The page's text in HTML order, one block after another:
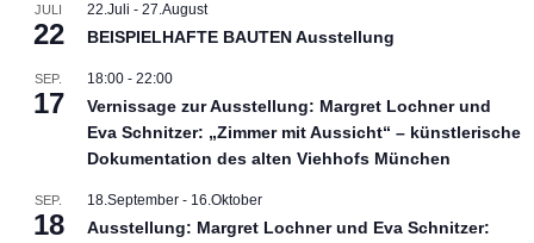
JULI
22
22.Juli - 27.August
BEISPIELHAFTE BAUTEN Ausstellung
SEP.
17
18:00- 22:00
Vernissage zur Ausstellung: Margret Lochner und
Eva Schnitzer: „Zimmer mit Aussicht“ – künstlerische
Dokumentation des alten Viehhofs München
SEP.
18
18.September- 16.Oktober
Ausstellung: Margret Lochner und Eva Schnitzer: